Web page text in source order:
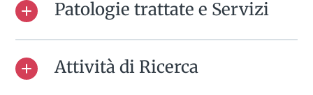
Patologie trattate e Servizi
Attività di Ricerca